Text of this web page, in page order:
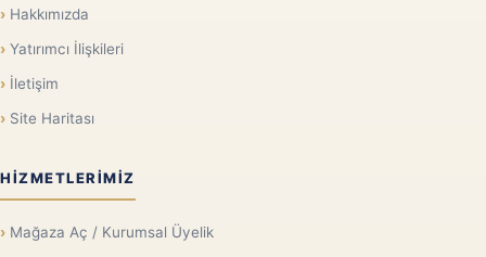
Hakkımızda
Yatırımcı İlişkileri
İletişim
Site Haritası
HIZMETLERIMIZ
Mağaza Aç / Kurumsal Üyelik